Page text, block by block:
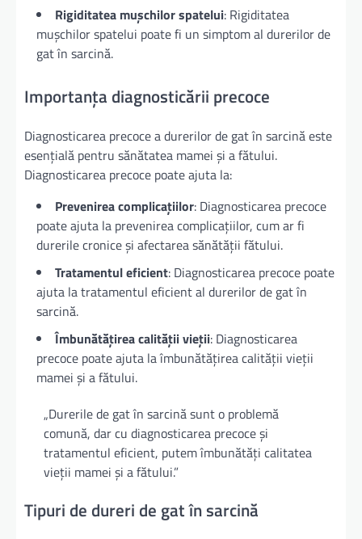
Rigiditatea mușchilor spatelui: Rigiditatea
mușchilor spatelui poate fi un simptom al durerilor de
gat în sarcină.
Importanța diagnosticării precoce
Diagnosticarea precoce a durerilor de gat în sarcină este
esențială pentru sănătatea mamei și a fătului.
Diagnosticarea precoce poate ajuta la:
Prevenirea complicațiilor: Diagnosticarea precoce
poate ajuta la prevenirea complicațiilor, cum ar fi
durerile cronice și afectarea sănătății fătului.
Tratamentul eficient: Diagnosticarea precoce poate
ajuta la tratamentul eficient al durerilor de gat în
sarcină.
Îmbunătățirea calității vieții: Diagnosticarea
precoce poate ajuta la îmbunătățirea calității vieții
mamei și a fătului.
„Durerile de gat în sarcină sunt o problemă
comună, dar cu diagnosticarea precoce și
tratamentul eficient, putem îmbunătăți calitatea
vieții mamei și a fătului.”
Tipuri de dureri de gat în sarcină